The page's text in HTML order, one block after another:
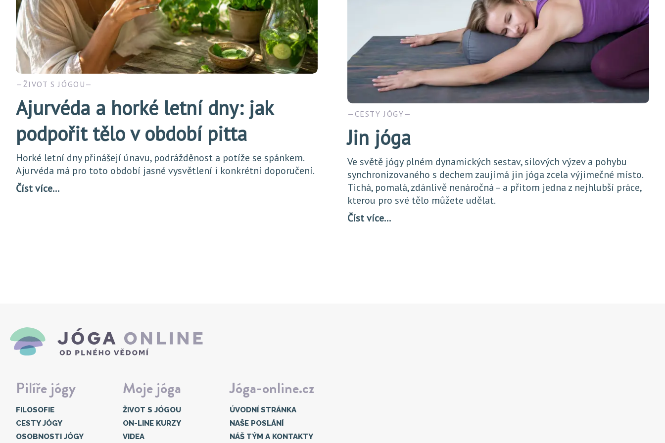
ŽIVOT S JÓGOU
Ajurvéda a horké letní dny: jak
podpořit tělo v období pitta
Horké letní dny přinášejí únavu, podrážděnost a potíže se spánkem.
Ajurvéda má pro toto období jasné vysvětlení i konkrétní doporučení.
Číst více…
CESTY JÓGY
Jin jóga
Ve světě jógy plném dynamických sestav, silových výzev a pohybu
synchronizovaného s dechem zaujímá jin jóga zcela výjimečné místo.
Tichá, pomalá, zdánlivě nenáročná – a přitom jedna z nejhlubší práce,
kterou pro své tělo můžete udělat.
Číst více…
Pilíře jógy
FILOSOFIE
CESTY JÓGY
OSOBNOSTI JÓGY
Moje jóga
ŽIVOT S JÓGOU
ON-LINE KURZY
VIDEA
Jóga-online.cz
ÚVODNÍ STRÁNKA
NAŠE POSLÁNÍ
NÁŠ TÝM A KONTAKTY